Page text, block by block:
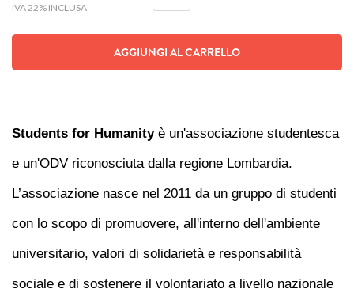
IVA 22% INCLUSA
AGGIUNGI AL CARRELLO
Students for Humanity è un'associazione studentesca
e un'ODV riconosciuta dalla regione Lombardia.
L’associazione nasce nel 2011 da un gruppo di studenti
con lo scopo di promuovere, all'interno dell'ambiente
universitario, valori di solidarietà e responsabilità
sociale e di sostenere il volontariato a livello nazionale